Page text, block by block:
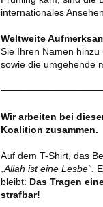
internationales
Weltweite
Sie Ihren Namen
sowie die umgehende
Wir arbeiten bei
Koalition zusammen.
Auf dem T-Shirt, das
„Allah ist eine Lesbe“ .
bleibt: Das Tragen
strafbar!